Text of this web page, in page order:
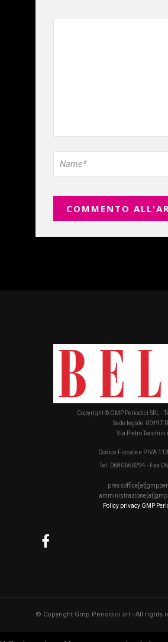
Copyright © GMP Periodici SRL -
Sede legale: 00197
Via Pietro Tacchini
Codice Fiscale e P.IVA
Tel. 0680660294 - Fax
Policy privacy GMP
© Copyright Gmp Periodici srl - All rights